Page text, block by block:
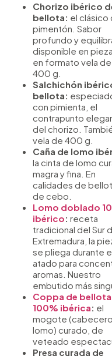
Chorizo ibérico
bellota: el clásico
pimentón. Sabor
profundo y
disponible en
en formato vela de
400 g.
Salchichón
bellota:
con pimienta, el
contrapunto
del chorizo.
vela de 400 g.
Caña de lomo
la cinta de lomo
magra y fina. En
calidades de
de cebo.
Lomo doblado
ibérico: receta
tradicional del Sur
Extremadura, la
se pliega durante
atado para
aromas. Nuestro
embutido más
Coppa de bellota
100% ibérica: el
mogote
lomo) curado, de
veteado
Presa curada de